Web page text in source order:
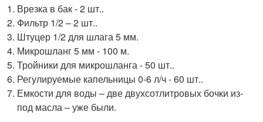
Врезка в бак - 2 шт..
Фильтр 1/2 – 2 шт..
Штуцер 1/2 для шлага 5 мм.
Микрошланг 5 мм - 100 м.
Тройники для микрошланга - 50 шт..
Регулируемые капельницы 0-6 л/ч - 60 шт..
Емкости для воды – две двухсотлитровых бочки из-
под масла – уже были.